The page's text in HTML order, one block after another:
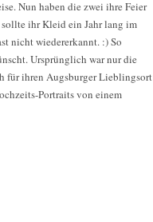
Nun haben die zwei ihre Feier
ihr Kleid ein Jahr lang im
nicht wiedererkannt. :) So
Ursprünglich war nur die
für ihren Augsburger Lieblingsort
Portraits von einem